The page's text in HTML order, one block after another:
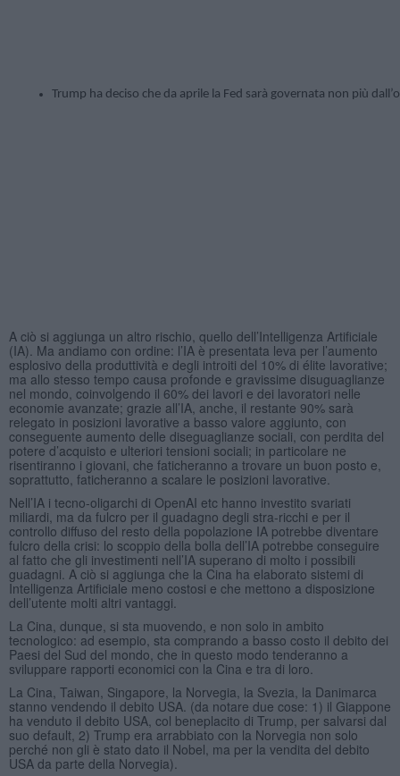
Trump ha deciso che da aprile la Fed sarà governata non più
A ciò si aggiunga un altro rischio, quello dell’Intelligenza Artificiale
(IA). Ma andiamo con ordine: l’IA è presentata leva per l’aumento
esplosivo della produttività e degli introiti del 10% di élite lavorative;
ma allo stesso tempo causa profonde e gravissime disuguaglianze
nel mondo, coinvolgendo il 60% dei lavori e dei lavoratori nelle
economie avanzate; grazie all’IA, anche, il restante 90% sarà
relegato in posizioni lavorative a basso valore aggiunto, con
conseguente aumento delle diseguaglianze sociali, con perdita del
potere d’acquisto e ulteriori tensioni sociali; in particolare ne
risentiranno i giovani, che faticheranno a trovare un buon posto e,
soprattutto, faticheranno a scalare le posizioni lavorative.
Nell’IA i tecno-oligarchi di OpenAI etc hanno investito svariati
miliardi, ma da fulcro per il guadagno degli stra-ricchi e per il
controllo diffuso del resto della popolazione IA potrebbe diventare
fulcro della crisi: lo scoppio della bolla dell’IA potrebbe conseguire
al fatto che gli investimenti nell’IA superano di molto i possibili
guadagni. A ciò si aggiunga che la Cina ha elaborato sistemi di
Intelligenza Artificiale meno costosi e che mettono a disposizione
dell’utente molti altri vantaggi.
La Cina, dunque, si sta muovendo, e non solo in ambito
tecnologico: ad esempio, sta comprando a basso costo il debito dei
Paesi del Sud del mondo, che in questo modo tenderanno a
sviluppare rapporti economici con la Cina e tra di loro.
La Cina, Taiwan, Singapore, la Norvegia, la Svezia, la Danimarca
stanno vendendo il debito USA. (da notare due cose: 1) il Giappone
ha venduto il debito USA, col beneplacito di Trump, per salvarsi dal
suo default, 2) Trump era arrabbiato con la Norvegia non solo
perché non gli è stato dato il Nobel, ma per la vendita del debito
USA da parte della Norvegia).